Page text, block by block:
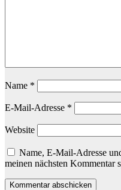
Name *
E-Mail-Adresse *
Website
Name, E-Mail-Adresse
meinen nächsten Kommentar